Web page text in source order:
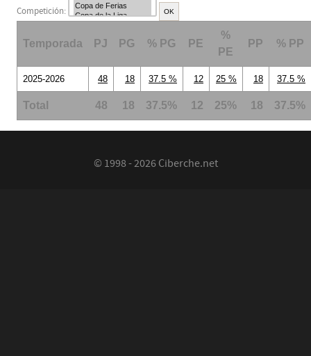
Competición:
Temporada PJ PG % PG PE
%
PE
PP % PP
Total 48 18 37.5% 12 25% 18 37.5%
2025-2026 48 18 37.5 % 12 25 % 18 37.5 %
© 1998 - 2026 Ciberche.net